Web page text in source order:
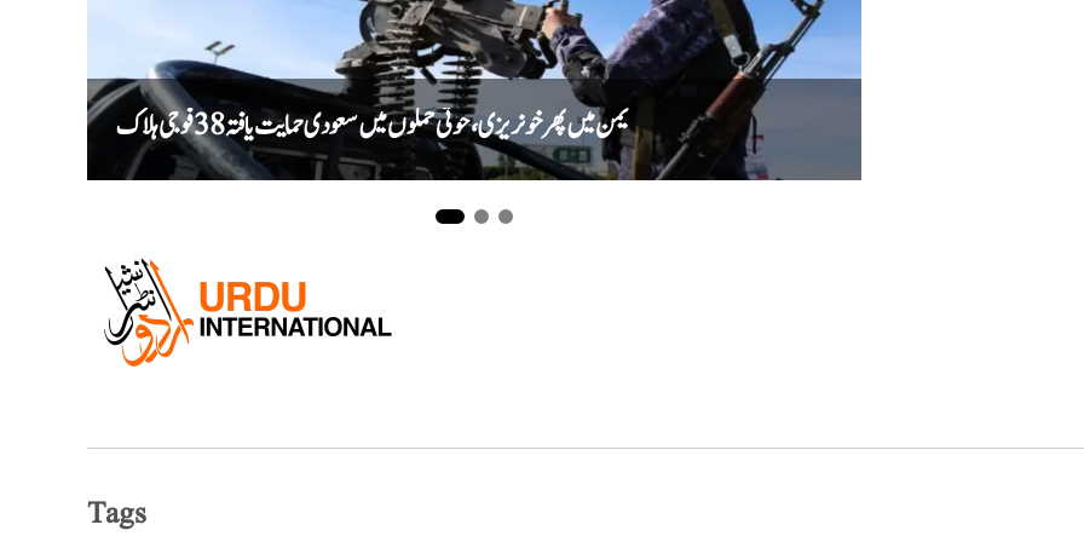
یمن میں پھر خونریزی، حوثی حملوں میں سعودی حمایت یافتہ 38 فوجی ہلاک
Tags